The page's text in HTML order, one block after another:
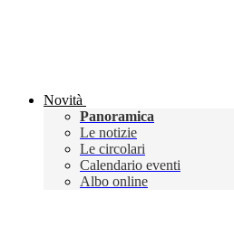
Novità
Panoramica
Le notizie
Le circolari
Calendario eventi
Albo online